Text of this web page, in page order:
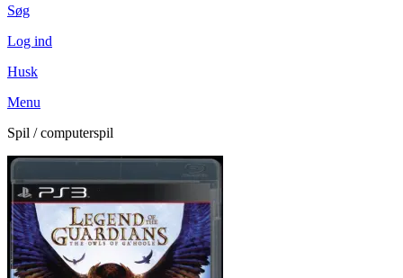
Søg
Log ind
Husk
Menu
Spil / computerspil